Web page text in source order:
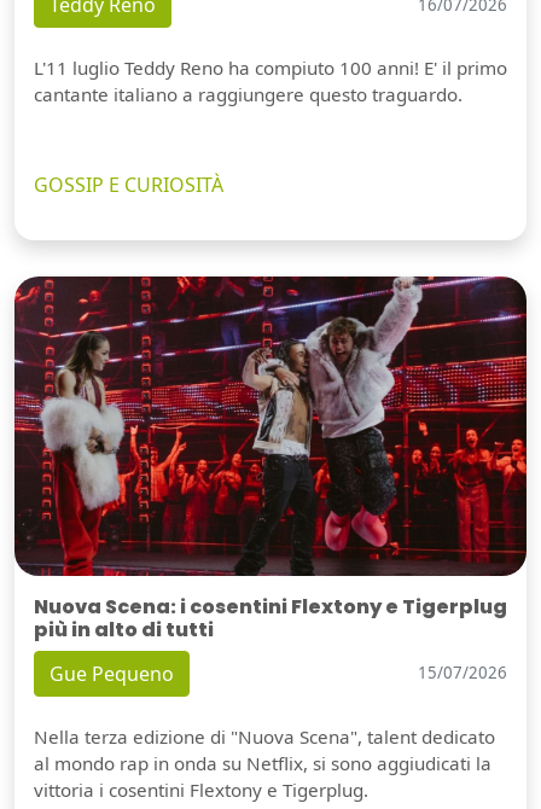
16/07/2026
L'11 luglio Teddy Reno ha compiuto 100 anni! E' il primo
cantante italiano a raggiungere questo traguardo.
GOSSIP E CURIOSITÀ
Nuova Scena: i cosentini Flextony e Tigerplug
più in alto di tutti
Gue Pequeno 15/07/2026
Nella terza edizione di "Nuova Scena", talent dedicato
al mondo rap in onda su Netflix, si sono aggiudicati la
vittoria i cosentini Flextony e Tigerplug.